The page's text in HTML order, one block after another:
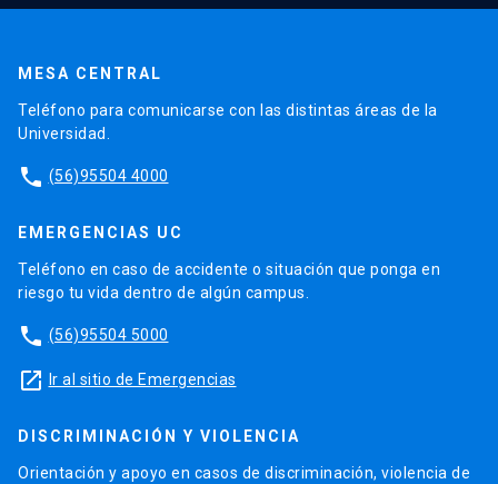
MESA CENTRAL
Teléfono para comunicarse con las distintas áreas de la
Universidad.
phone (56)95504 4000
EMERGENCIAS UC
Teléfono en caso de accidente o situación que ponga en
riesgo tu vida dentro de algún campus.
phone (56)95504 5000
launch Ir al sitio de Emergencias
DISCRIMINACIÓN Y VIOLENCIA
Orientación y apoyo en casos de discriminación, violencia de